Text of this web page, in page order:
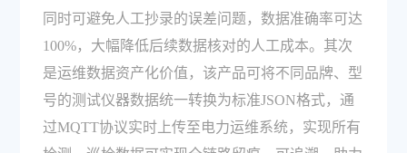
同时可避免人工抄录的误差问题，数据准确率可达
100%，大幅降低后续数据核对的人工成本。其次
是运维数据资产化价值，该产品可将不同品牌、型
号的测试仪器数据统一转换为标准JSON格式，通
过MQTT协议实时上传至电力运维系统，实现所有